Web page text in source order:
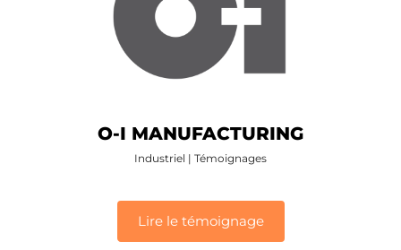
O-I MANUFACTURING
Industriel | Témoignages
Lire le témoignage